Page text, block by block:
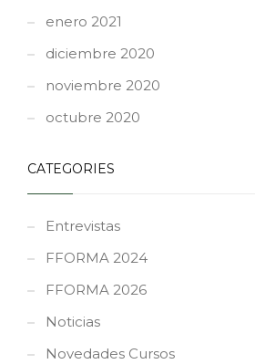
enero 2021
diciembre 2020
noviembre 2020
octubre 2020
CATEGORIES
Entrevistas
FFORMA 2024
FFORMA 2026
Noticias
Novedades Cursos